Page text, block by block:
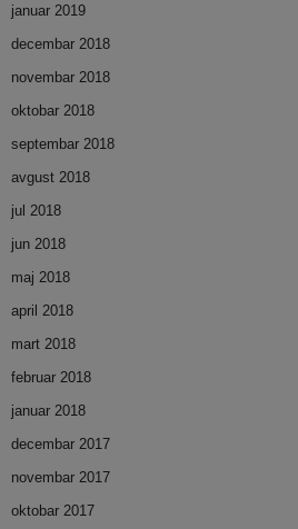
januar 2019
decembar 2018
novembar 2018
oktobar 2018
septembar 2018
avgust 2018
jul 2018
jun 2018
maj 2018
april 2018
mart 2018
februar 2018
januar 2018
decembar 2017
novembar 2017
oktobar 2017